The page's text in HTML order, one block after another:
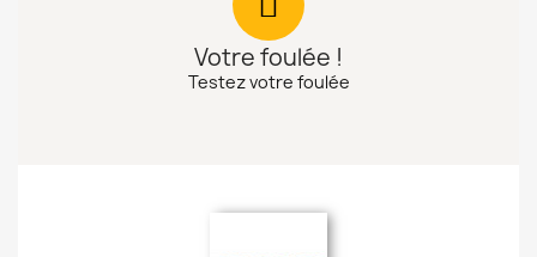
Votre foulée !
Testez votre foulée